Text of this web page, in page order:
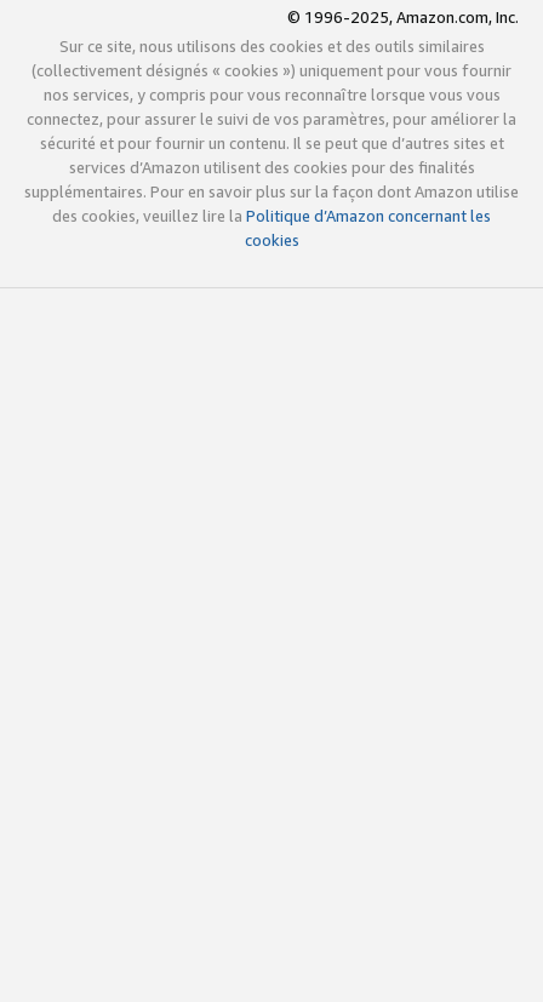
© 1996-2025, Amazon.com, Inc.
Sur ce site, nous utilisons des cookies et des outils similaires
(collectivement désignés « cookies ») uniquement pour vous fournir
nos services, y compris pour vous reconnaître lorsque vous vous
connectez, pour assurer le suivi de vos paramètres, pour améliorer la
sécurité et pour fournir un contenu. Il se peut que d’autres sites et
services d’Amazon utilisent des cookies pour des finalités
supplémentaires. Pour en savoir plus sur la façon dont Amazon utilise
des cookies, veuillez lire la Politique d’Amazon concernant les
cookies